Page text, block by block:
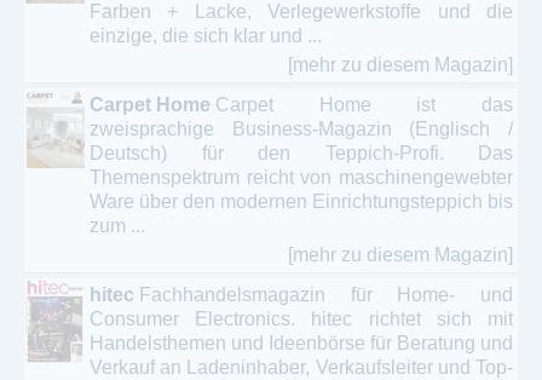
Farben + Lacke, Verlege­werkstoffe und die
einzige, die sich klar und ...
[mehr zu diesem Magazin]
Carpet Home Carpet Home ist das
zweisprachige Business-Magazin (Englisch /
Deutsch) für den Teppich-Profi. Das
Themenspektrum reicht von maschinengewebter
Ware über den modernen Einrichtungsteppich bis
zum ...
[mehr zu diesem Magazin]
hitec Fachhandelsmagazin für Home- und
Consumer Electronics. hitec richtet sich mit
Handelsthemen und Ideenbörse für Beratung und
Verkauf an Ladeninhaber, Verkaufsleiter und Top-